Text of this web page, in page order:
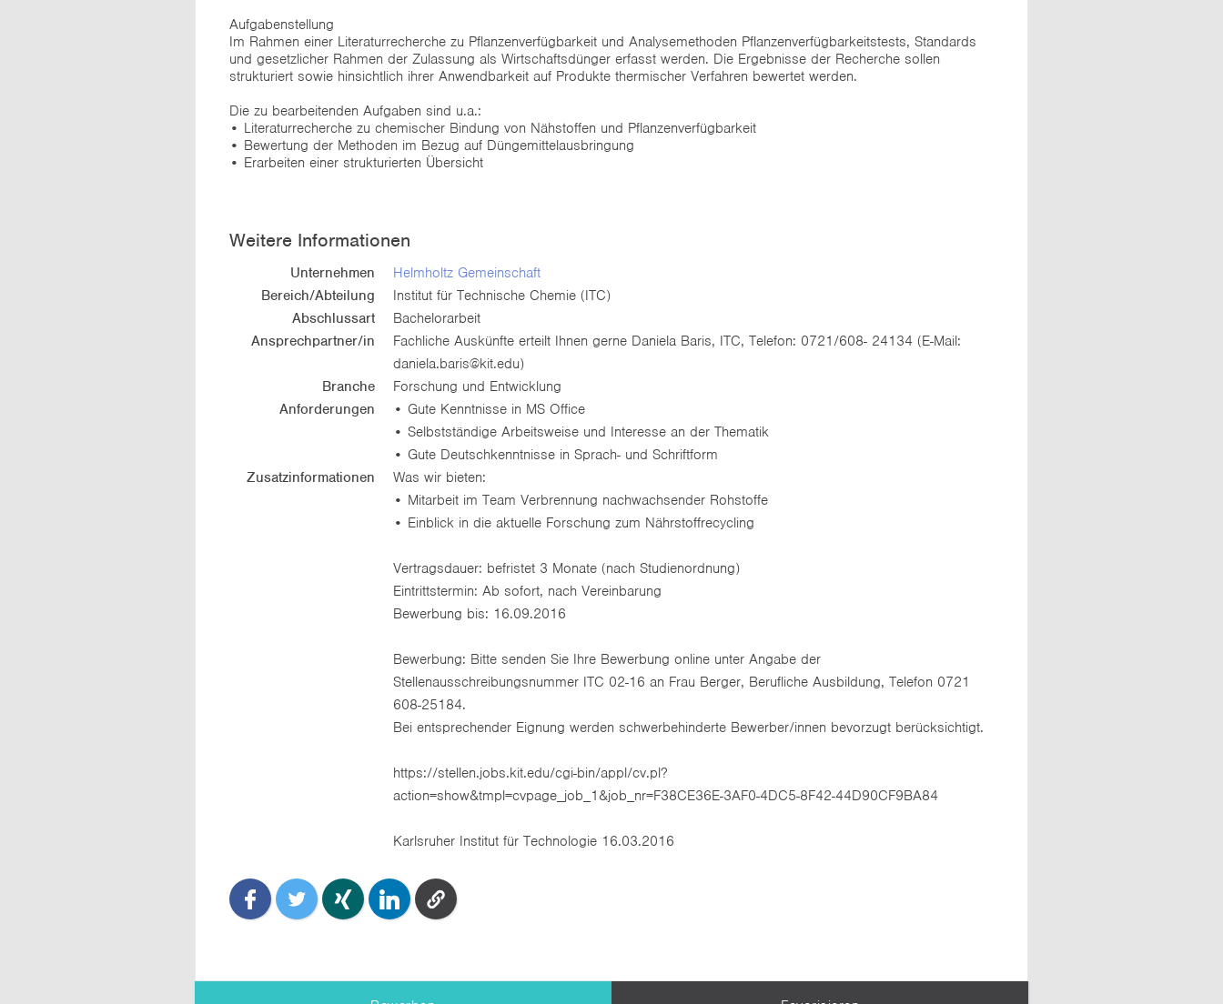
Aufgabenstellung
Im Rahmen einer Literaturrecherche zu Pflanzenverfügbarkeit und Analysemethoden Pflanzenverfügbarkeitstests, Standards
und gesetzlicher Rahmen der Zulassung als Wirtschaftsdünger erfasst werden. Die Ergebnisse der Recherche sollen
strukturiert sowie hinsichtlich ihrer Anwendbarkeit auf Produkte thermischer Verfahren bewertet werden.
Die zu bearbeitenden Aufgaben sind u.a.:
• Literaturrecherche zu chemischer Bindung von Nähstoffen und Pflanzenverfügbarkeit
• Bewertung der Methoden im Bezug auf Düngemittelausbringung
• Erarbeiten einer strukturierten Übersicht
Weitere Informationen
Unternehmen
Helmholtz Gemeinschaft
Bereich/Abteilung
Institut für Technische Chemie (ITC)
Abschlussart
Bachelorarbeit
Ansprechpartner/in
Fachliche Auskünfte erteilt Ihnen gerne Daniela Baris, ITC, Telefon: 0721/608- 24134 (E-Mail:
daniela.baris@kit.edu)
Branche
Forschung und Entwicklung
Anforderungen
• Gute Kenntnisse in MS Office
• Selbstständige Arbeitsweise und Interesse an der Thematik
• Gute Deutschkenntnisse in Sprach- und Schriftform
Zusatzinformationen
Was wir bieten:
• Mitarbeit im Team Verbrennung nachwachsender Rohstoffe
• Einblick in die aktuelle Forschung zum Nährstoffrecycling
Vertragsdauer: befristet 3 Monate (nach Studienordnung)
Eintrittstermin: Ab sofort, nach Vereinbarung
Bewerbung bis: 16.09.2016
Bewerbung: Bitte senden Sie Ihre Bewerbung online unter Angabe der
Stellenausschreibungsnummer ITC 02-16 an Frau Berger, Berufliche Ausbildung, Telefon 0721
608-25184.
Bei entsprechender Eignung werden schwerbehinderte Bewerber/innen bevorzugt berücksichtigt.
https://stellen.jobs.kit.edu/cgi-bin/appl/cv.pl?
action=show&tmpl=cvpage_job_1&job_nr=F38CE36E-3AF0-4DC5-8F42-44D90CF9BA84
Karlsruher Institut für Technologie 16.03.2016